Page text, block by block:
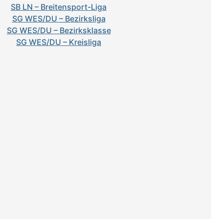
SB LN – Breitensport-Liga
SG WES/DU – Bezirksliga
SG WES/DU – Bezirksklasse
SG WES/DU – Kreisliga